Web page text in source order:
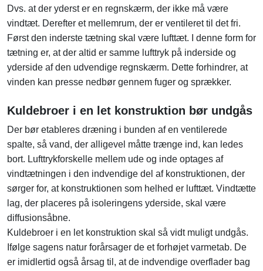
Dvs. at der yderst er en regnskærm, der ikke må være
vindtæt. Derefter et mellemrum, der er ventileret til det fri.
Først den inderste tætning skal være lufttæt. I denne form for
tætning er, at der altid er samme lufttryk på inderside og
yderside af den udvendige regnskærm. Dette forhindrer, at
vinden kan presse nedbør gennem fuger og sprækker.
Kuldebroer i en let konstruktion bør undgås
Der bør etableres dræning i bunden af en ventilerede
spalte, så vand, der alligevel måtte trænge ind, kan ledes
bort. Lufttrykforskelle mellem ude og inde optages af
vindtætningen i den indvendige del af konstruktionen, der
sørger for, at konstruktionen som helhed er lufttæt. Vindtætte
lag, der placeres på isoleringens yderside, skal være
diffusionsåbne.
Kuldebroer i en let konstruktion skal så vidt muligt undgås.
Ifølge sagens natur forårsager de et forhøjet varmetab. De
er imidlertid også årsag til, at de indvendige overflader bag